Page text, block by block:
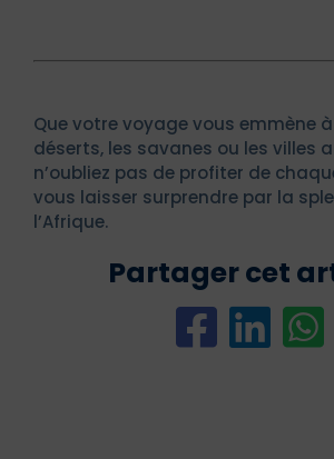
Que votre voyage vous emmène
déserts, les savanes ou les villes
n’oubliez pas de profiter de
vous laisser surprendre par la
l’Afrique.
Partager cet